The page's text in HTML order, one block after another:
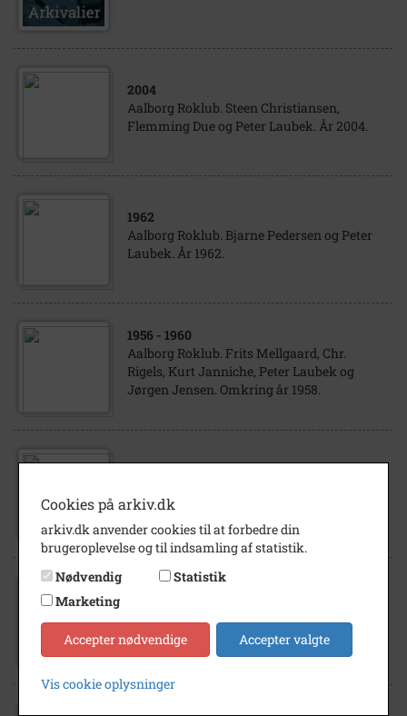
2004
Aalborg Roklub. Steen Christiansen,
Flemming Due og Peter Laubek. År 2004.
1962
Aalborg Roklub. Bjarne Pedersen og Peter
Laubek. År 1962.
1956 - 1960
Aalborg Roklub. Frits Mellgaard, Chr.
Rigels, Kurt Janniche, Peter Laubek og
Jørgen Jensen. Omkring år 1958.
Aalborg Roklub. Dåb af outrigger. År 1976.
1986.
Cookies på arkiv.dk
arkiv.dk anvender cookies til at forbedre din
brugeroplevelse og til indsamling af statistik.
Nødvendig
Statistik
Marketing
Accepter nødvendige Accepter valgte
Vis cookie oplysninger